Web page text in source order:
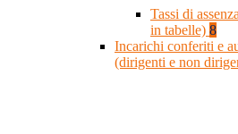
Tassi di
in tabelle) 8
Incarichi conferiti e
(dirigenti e non